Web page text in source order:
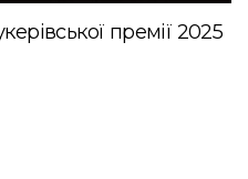
премії 2025